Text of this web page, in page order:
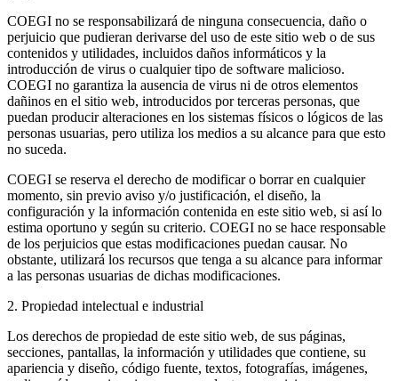
COEGI no se responsabilizará de ninguna consecuencia, daño o
perjuicio que pudieran derivarse del uso de este sitio web o de sus
contenidos y utilidades, incluidos daños informáticos y la
introducción de virus o cualquier tipo de software malicioso.
COEGI no garantiza la ausencia de virus ni de otros elementos
dañinos en el sitio web, introducidos por terceras personas, que
puedan producir alteraciones en los sistemas físicos o lógicos de las
personas usuarias, pero utiliza los medios a su alcance para que esto
no suceda.
COEGI se reserva el derecho de modificar o borrar en cualquier
momento, sin previo aviso y/o justificación, el diseño, la
configuración y la información contenida en este sitio web, si así lo
estima oportuno y según su criterio. COEGI no se hace responsable
de los perjuicios que estas modificaciones puedan causar. No
obstante, utilizará los recursos que tenga a su alcance para informar
a las personas usuarias de dichas modificaciones.
2. Propiedad intelectual e industrial
Los derechos de propiedad de este sitio web, de sus páginas,
secciones, pantallas, la información y utilidades que contiene, su
apariencia y diseño, código fuente, textos, fotografías, imágenes,